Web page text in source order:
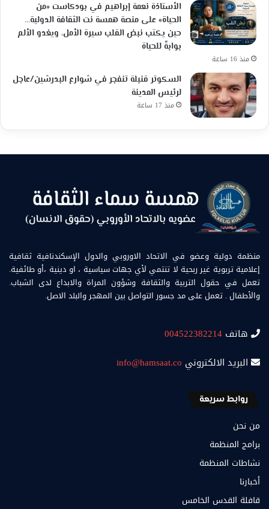
الأستاذة نعمة إبراهيم في بودكاست «من
الحياة» على منصة همسة نت الثقافة الدولية…
حين يكتب نبض القلب سيرة الأمل، ويغدو الألم
بوابةً للحياة
منذ 16 ساعة
السكوتر قنبلة تنفجر في شوارع البدرشين/عاجل
لرئيس المدينة
منذ 17 ساعة
منظمة دولية وعضو في الاتحاد الاوروبي والدول الإسكندنافية ثقافية
إعلامية تربوية غير ربحية لا تنتمي لأي جهات سياسية ، او دينية ،أو طائفية.
تعمل في حقول التربية والثقافة وشؤون المراة والابداع لدى الشباب.
والأطفال . تعمل على مد جسور التواصل بين المهجر والبلد الاصل.
هاتف 004522382214
البريد الالكتروني info@hamsaat.co
روابط سريعة
من نحن
برامج المنظمة
نشاطات المنظمة
أخبارنا
قافلة القدس الخامس